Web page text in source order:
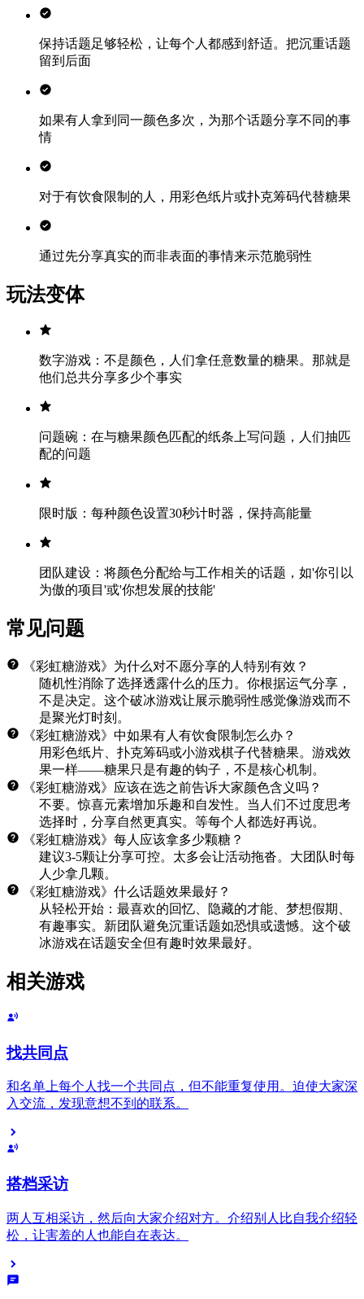
保持话题足够轻松，让每个人都感到舒适。把沉重话题
留到后面
如果有人拿到同一颜色多次，为那个话题分享不同的事
情
对于有饮食限制的人，用彩色纸片或扑克筹码代替糖果
通过先分享真实的而非表面的事情来示范脆弱性
玩法变体
数字游戏：不是颜色，人们拿任意数量的糖果。那就是
他们总共分享多少个事实
问题碗：在与糖果颜色匹配的纸条上写问题，人们抽匹
配的问题
限时版：每种颜色设置30秒计时器，保持高能量
团队建设：将颜色分配给与工作相关的话题，如'你引以
为傲的项目'或'你想发展的技能'
常见问题
《彩虹糖游戏》为什么对不愿分享的人特别有效？
随机性消除了选择透露什么的压力。你根据运气分享，
不是决定。这个破冰游戏让展示脆弱性感觉像游戏而不
是聚光灯时刻。
《彩虹糖游戏》中如果有人有饮食限制怎么办？
用彩色纸片、扑克筹码或小游戏棋子代替糖果。游戏效
果一样——糖果只是有趣的钩子，不是核心机制。
《彩虹糖游戏》应该在选之前告诉大家颜色含义吗？
不要。惊喜元素增加乐趣和自发性。当人们不过度思考
选择时，分享自然更真实。等每个人都选好再说。
《彩虹糖游戏》每人应该拿多少颗糖？
建议3-5颗让分享可控。太多会让活动拖沓。大团队时每
人少拿几颗。
《彩虹糖游戏》什么话题效果最好？
从轻松开始：最喜欢的回忆、隐藏的才能、梦想假期、
有趣事实。新团队避免沉重话题如恐惧或遗憾。这个破
冰游戏在话题安全但有趣时效果最好。
相关游戏
找共同点
和名单上每个人找一个共同点，但不能重复使用。迫使大家深
入交流，发现意想不到的联系。
搭档采访
两人互相采访，然后向大家介绍对方。介绍别人比自我介绍轻
松，让害羞的人也能自在表达。